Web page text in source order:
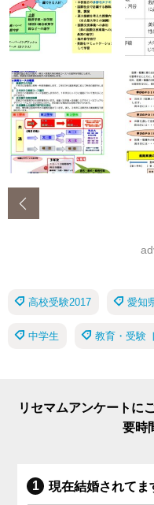
高校受験2017 愛知
中学生 教育・受験
リセマムアンケートに
要時
現在結婚されてま